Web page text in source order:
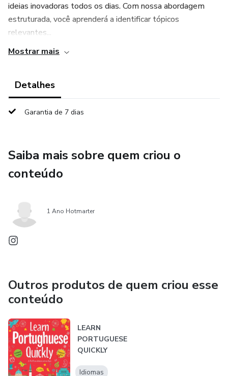
ideias inovadoras todos os dias. Com nossa abordagem
estruturada, você aprenderá a identificar tópicos
relevantes...
Mostrar mais
Detalhes
Garantia de 7 dias
Saiba mais sobre quem criou o
conteúdo
1 Ano Hotmarter
Outros produtos de quem criou esse
conteúdo
LEARN
PORTUGUESE
QUICKLY
Idiomas